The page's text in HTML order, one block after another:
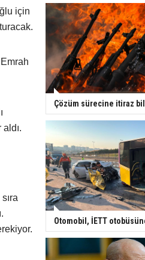
için
Çözüm sürecine itiraz
Otomobil, İETT